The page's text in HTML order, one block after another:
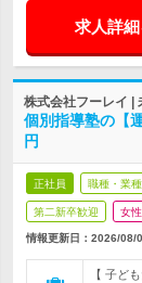
求人詳
株式会社フーレイ |
個別指導塾の【
円
正社員 職種・業
第二新卒歓迎 女
情報更新日：2026/08/
【 子ど